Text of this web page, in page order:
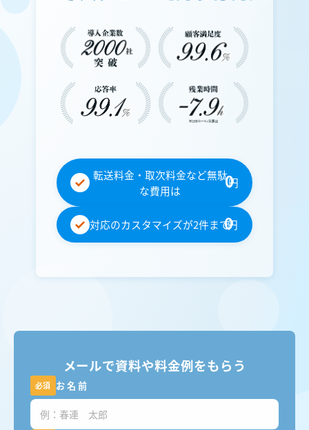
転送料金・取次料金など無駄
な費用は
0円
対応のカスタマイズが2件まで0円
メールで資料や料金例をもらう
必須 お名前